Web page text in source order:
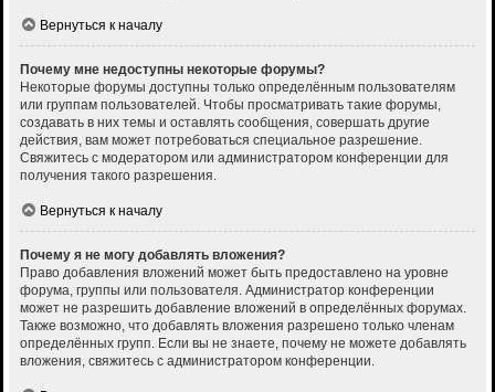
Вернуться к началу
Почему мне недоступны некоторые форумы?
Некоторые форумы доступны только определённым пользователям
или группам пользователей. Чтобы просматривать такие форумы,
создавать в них темы и оставлять сообщения, совершать другие
действия, вам может потребоваться специальное разрешение.
Свяжитесь с модератором или администратором конференции для
получения такого разрешения.
Вернуться к началу
Почему я не могу добавлять вложения?
Право добавления вложений может быть предоставлено на уровне
форума, группы или пользователя. Администратор конференции
может не разрешить добавление вложений в определённых форумах.
Также возможно, что добавлять вложения разрешено только членам
определённых групп. Если вы не знаете, почему не можете добавлять
вложения, свяжитесь с администратором конференции.